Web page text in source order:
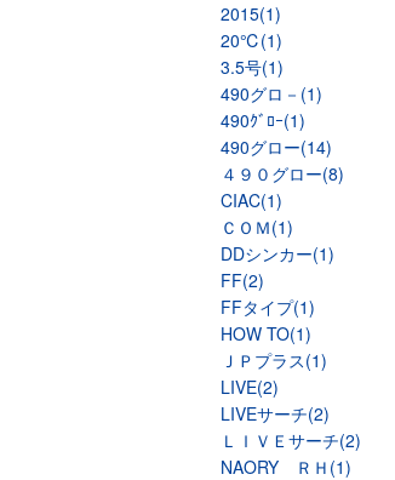
2015(1)
20℃(1)
3.5号(1)
490グロ－(1)
490ｸﾞﾛｰ(1)
490グロー(14)
４９０グロー(8)
CIAC(1)
ＣＯＭ(1)
DDシンカー(1)
FF(2)
FFタイプ(1)
HOW TO(1)
ＪＰプラス(1)
LIVE(2)
LIVEサーチ(2)
ＬＩＶＥサーチ(2)
NAORY ＲＨ(1)